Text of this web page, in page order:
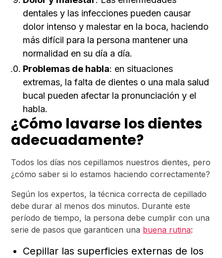
dentales y las infecciones pueden causar
dolor intenso y malestar en la boca, haciendo
más difícil para la persona mantener una
normalidad en su día a día.
Problemas de habla: en situaciones
extremas, la falta de dientes o una mala salud
bucal pueden afectar la pronunciación y el
habla.
¿Cómo lavarse los dientes
adecuadamente?
Todos los días nos cepillamos nuestros dientes, pero
¿cómo saber si lo estamos haciendo correctamente?
Según los expertos, la técnica correcta de cepillado
debe durar al menos dos minutos. Durante este
período de tiempo, la persona debe cumplir con una
serie de pasos que garanticen una buena rutina:
Cepillar las superficies externas de los